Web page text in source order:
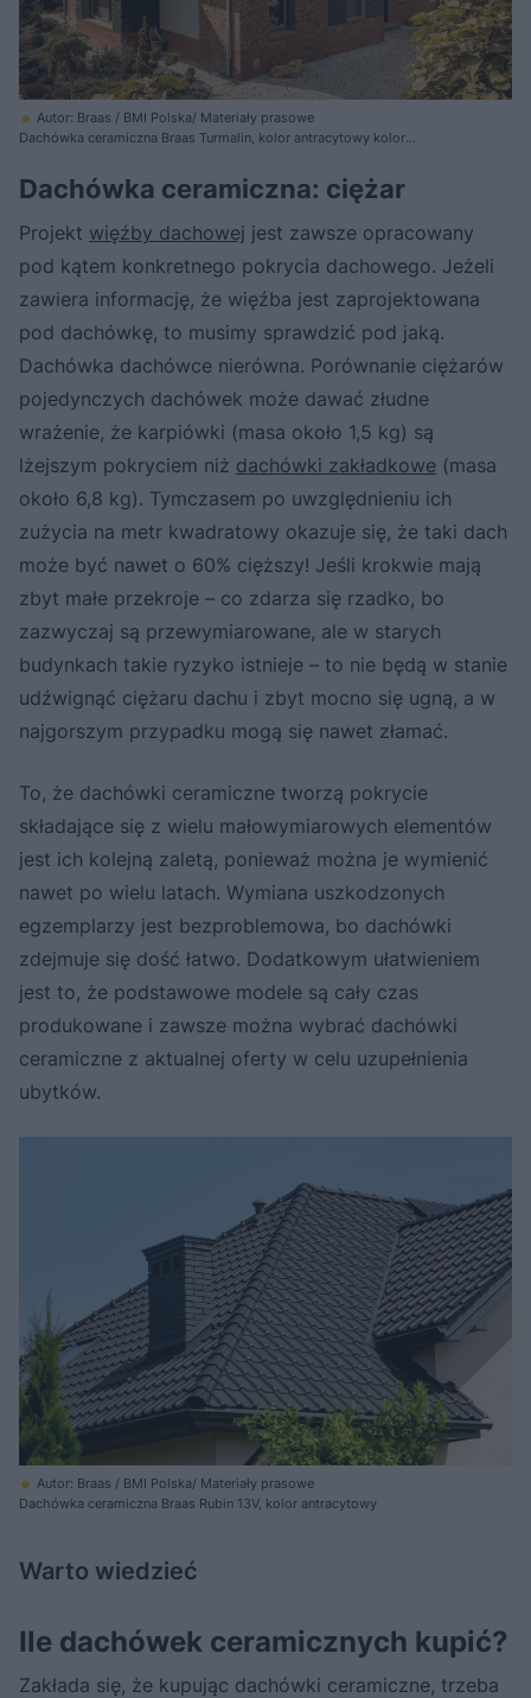
Autor: Braas / BMI Polska/ Materiały prasowe
Dachówka ceramiczna Braas Turmalin, kolor antracytowy kolor
Dachówka ceramiczna: ciężar
Projekt więźby dachowej jest zawsze opracowany
pod kątem konkretnego pokrycia dachowego. Jeżeli
zawiera informację, że więźba jest zaprojektowana
pod dachówkę, to musimy sprawdzić pod jaką.
Dachówka dachówce nierówna. Porównanie ciężarów
pojedynczych dachówek może dawać złudne
wrażenie, że karpiówki (masa około 1,5 kg) są
lżejszym pokryciem niż dachówki zakładkowe (masa
około 6,8 kg). Tymczasem po uwzględnieniu ich
zużycia na metr kwadratowy okazuje się, że taki dach
może być nawet o 60% cięższy! Jeśli krokwie mają
zbyt małe przekroje – co zdarza się rzadko, bo
zazwyczaj są przewymiarowane, ale w starych
budynkach takie ryzyko istnieje – to nie będą w stanie
udźwignąć ciężaru dachu i zbyt mocno się ugną, a w
najgorszym przypadku mogą się nawet złamać.
To, że dachówki ceramiczne tworzą pokrycie
składające się z wielu małowymiarowych elementów
jest ich kolejną zaletą, ponieważ można je wymienić
nawet po wielu latach. Wymiana uszkodzonych
egzemplarzy jest bezproblemowa, bo dachówki
zdejmuje się dość łatwo. Dodatkowym ułatwieniem
jest to, że podstawowe modele są cały czas
produkowane i zawsze można wybrać dachówki
ceramiczne z aktualnej oferty w celu uzupełnienia
ubytków.
Autor: Braas / BMI Polska/ Materiały prasowe
Dachówka ceramiczna Braas Rubin 13V, kolor antracytowy
Warto wiedzieć
Ile dachówek ceramicznych kupić?
Zakłada się, że kupując dachówki ceramiczne, trzeba